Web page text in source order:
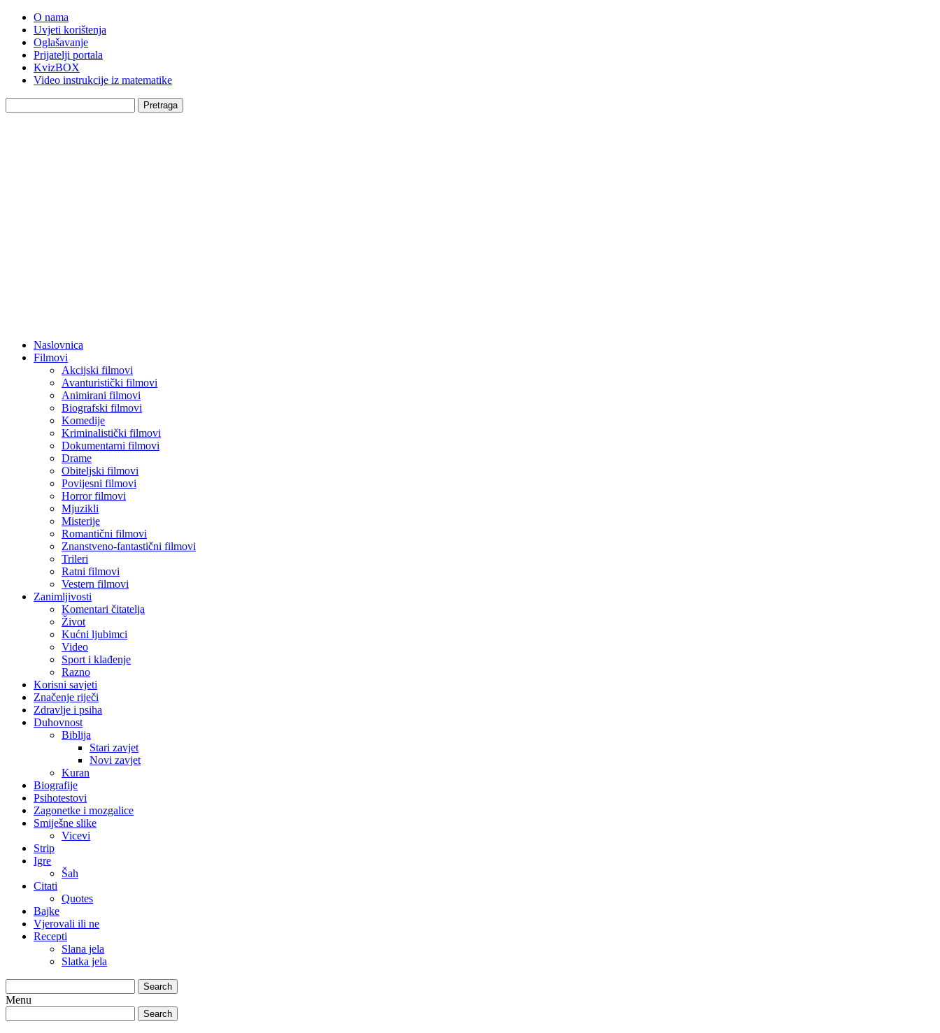
O nama
Uvjeti korištenja
Oglašavanje
Prijatelji portala
KvizBOX
Video instrukcije iz matematike
Pretraga
Naslovnica
Filmovi
Akcijski filmovi
Avanturistički filmovi
Animirani filmovi
Biografski filmovi
Komedije
Kriminalistički filmovi
Dokumentarni filmovi
Drame
Obiteljski filmovi
Povijesni filmovi
Horror filmovi
Mjuzikli
Misterije
Romantični filmovi
Znanstveno-fantastični filmovi
Trileri
Ratni filmovi
Vestern filmovi
Zanimljivosti
Komentari čitatelja
Život
Kućni ljubimci
Video
Sport i klađenje
Razno
Korisni savjeti
Značenje riječi
Zdravlje i psiha
Duhovnost
Biblija
Stari zavjet
Novi zavjet
Kuran
Biografije
Psihotestovi
Zagonetke i mozgalice
Smiješne slike
Vicevi
Strip
Igre
Šah
Citati
Quotes
Bajke
Vjerovali ili ne
Recepti
Slana jela
Slatka jela
Search
Menu
Search